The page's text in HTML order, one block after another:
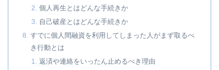
個人再生とはどんな手続きか
自己破産とはどんな手続きか
すでに個人間融資を利用してしまった人がまず取るべ
き行動とは
返済や連絡をいったん止めるべき理由